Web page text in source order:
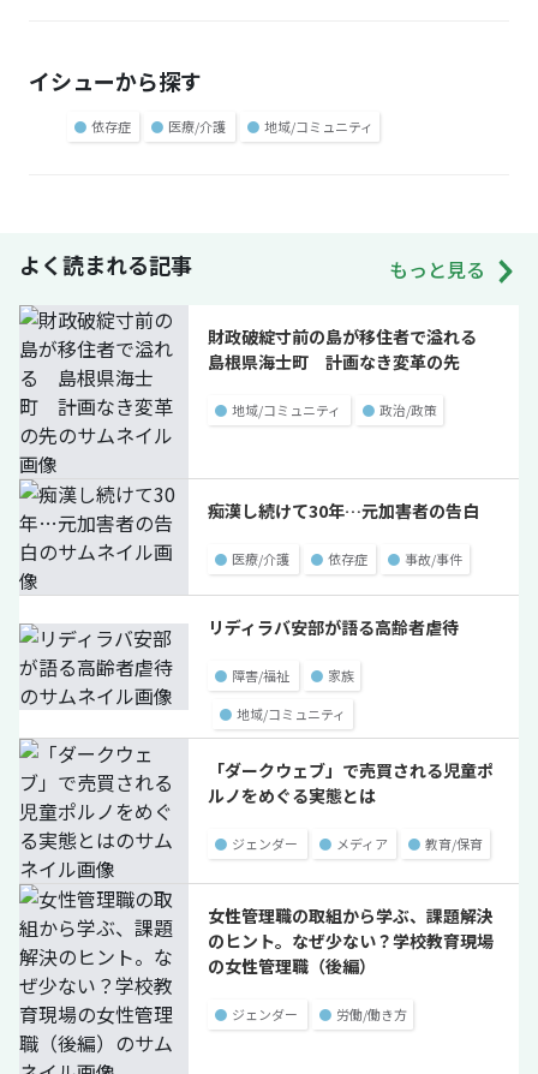
イシューから探す
● 依存症 ● 医療/介護 ● 地域/コミュニティ
よく読まれる記事 もっと見る
財政破綻寸前の島が移住者で溢れる
島根県海士町 計画なき変革の先
● 地域/コミュニティ ● 政治/政策
痴漢し続けて30年…元加害者の告白
● 医療/介護 ● 依存症 ● 事故/事件
リディラバ安部が語る高齢者虐待
● 障害/福祉 ● 家族
● 地域/コミュニティ
「ダークウェブ」で売買される児童ポ
ルノをめぐる実態とは
● ジェンダー ● メディア ● 教育/保育
女性管理職の取組から学ぶ、課題解決
のヒント。なぜ少ない？学校教育現場
の女性管理職（後編）
● ジェンダー ● 労働/働き方